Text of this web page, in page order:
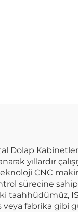
Dolap
yıllardır
CNC
sürecine
taahhüdümüz,
fabrika gibi